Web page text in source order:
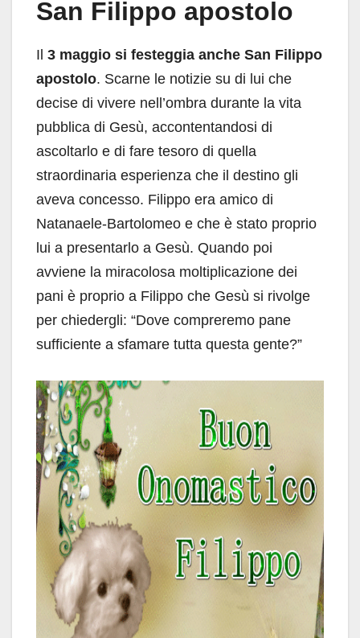
San Filippo apostolo
Il 3 maggio si festeggia anche San Filippo
apostolo. Scarne le notizie su di lui che
decise di vivere nell’ombra durante la vita
pubblica di Gesù, accontentandosi di
ascoltarlo e di fare tesoro di quella
straordinaria esperienza che il destino gli
aveva concesso. Filippo era amico di
Natanaele-Bartolomeo e che è stato proprio
lui a presentarlo a Gesù. Quando poi
avviene la miracolosa moltiplicazione dei
pani è proprio a Filippo che Gesù si rivolge
per chiedergli: “Dove compreremo pane
sufficiente a sfamare tutta questa gente?”